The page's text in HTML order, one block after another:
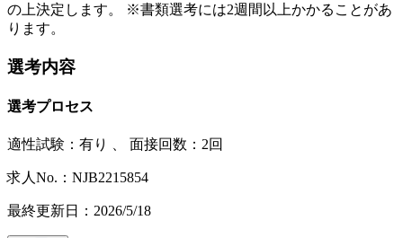
の上決定します。 ※書類選考には2週間以上かかることがあ
ります。
選考内容
選考プロセス
適性試験： 有り 面接回数：2回
求人No.：NJB2215854
最終更新日：2026/5/18